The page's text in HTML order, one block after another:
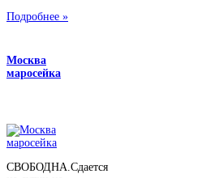
Подробнее »
Москва
маросейка
СВОБОДНА.Сдается